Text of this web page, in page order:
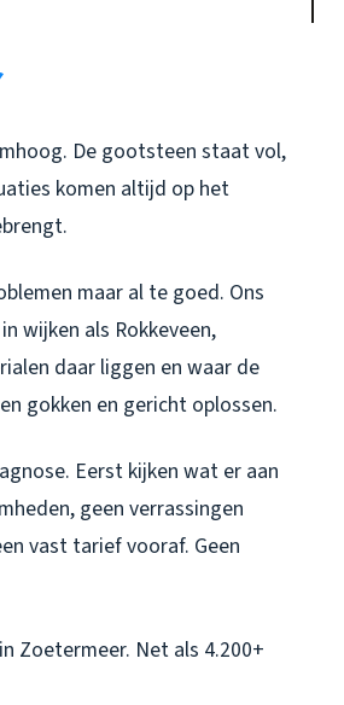
De gootsteen staat vol,
komen altijd op het
maar al te goed. Ons
wijken als Rokkeveen,
daar liggen en waar de
gokken en gericht oplossen.
Eerst kijken wat er aan
geen verrassingen
vast tarief vooraf. Geen
Zoetermeer. Net als 4.200+